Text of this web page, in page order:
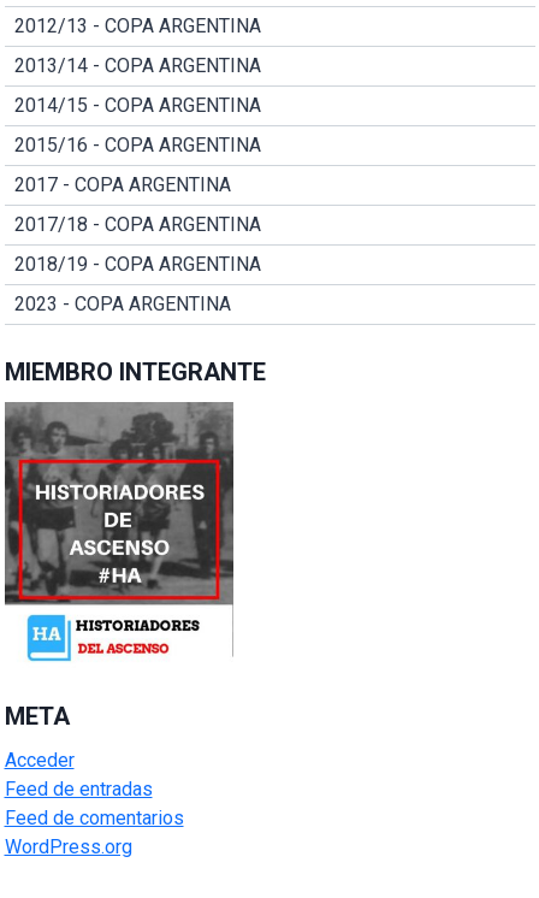
2012/13 - COPA ARGENTINA
2013/14 - COPA ARGENTINA
2014/15 - COPA ARGENTINA
2015/16 - COPA ARGENTINA
2017 - COPA ARGENTINA
2017/18 - COPA ARGENTINA
2018/19 - COPA ARGENTINA
2023 - COPA ARGENTINA
MIEMBRO INTEGRANTE
META
Acceder
Feed de entradas
Feed de comentarios
WordPress.org